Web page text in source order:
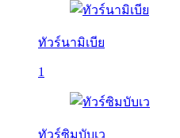
ทัวร์นามิเบีย
1
ทัวร์ซิมบับเว